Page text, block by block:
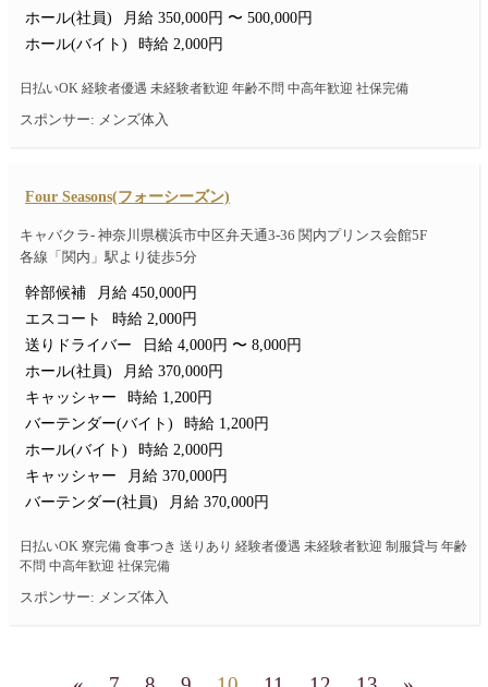
ホール(社員)
月給 350,000円 〜 500,000円
ホール(バイト)
時給 2,000円
日払いOK 経験者優遇 未経験者歓迎 年齢不問 中高年歓迎 社保完備
スポンサー: メンズ体入
Four Seasons(フォーシーズン)
キャバクラ- 神奈川県横浜市中区弁天通3-36 関内プリンス会館5F
各線「関内」駅より徒歩5分
幹部候補
月給 450,000円
エスコート
時給 2,000円
送りドライバー
日給 4,000円 〜 8,000円
ホール(社員)
月給 370,000円
キャッシャー
時給 1,200円
バーテンダー(バイト)
時給 1,200円
ホール(バイト)
時給 2,000円
キャッシャー
月給 370,000円
バーテンダー(社員)
月給 370,000円
日払いOK 寮完備 食事つき 送りあり 経験者優遇 未経験者歓迎 制服貸与 年齢
不問 中高年歓迎 社保完備
スポンサー: メンズ体入